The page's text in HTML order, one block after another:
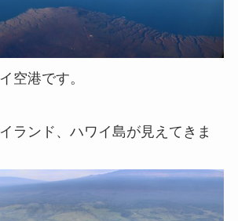
空港です。
ランド、ハワイ島が見えてきま